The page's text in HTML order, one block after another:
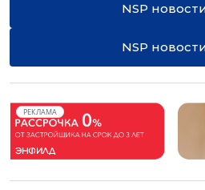
NSP
NSP
РЕКЛАМА